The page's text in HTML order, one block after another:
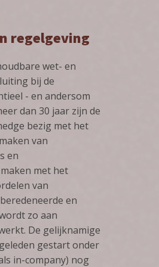
regelgeving
wet- en
bij de
- en andersom
dan 30 jaar zijn de
bezig met het
van
en
met het
van
en
zo aan
De gelijknamige
gestart onder
in-company) nog